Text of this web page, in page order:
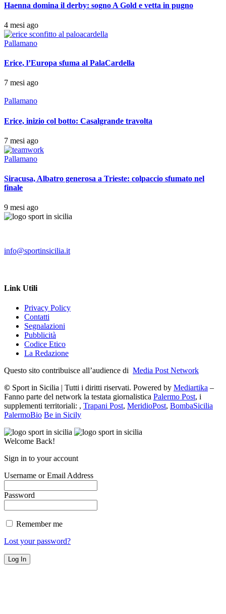
Haenna domina il derby: sogno A Gold e vetta in pugno
4 mesi ago
Pallamano
Erice, l’Europa sfuma al PalaCardella
7 mesi ago
Pallamano
Erice, inizio col botto: Casalgrande travolta
7 mesi ago
Pallamano
Siracusa, Albatro generosa a Trieste: colpaccio sfumato nel
finale
9 mesi ago
info@sportinsicilia.it
Link Utili
Privacy Policy
Contatti
Segnalazioni
Pubblicità
Codice Etico
La Redazione
Questo sito contribuisce all’audience di Media Post Network
© Sport in Sicilia | Tutti i diritti riservati. Powered by Mediartika –
Fanno parte del network la testata giornalistica Palermo Post, i
supplementi territoriali: , Trapani Post, MeridioPost, BombaSicilia
PalermoBio Be in Sicily
Welcome Back!
Sign in to your account
Username or Email Address
Password
Remember me
Lost your password?